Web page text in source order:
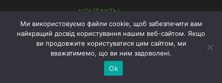
КОНТАКТЫ
+38 (048) 794 00 94
+38 (095) 294 29 44
Интернет магазин:
Онлайн
запис
Ми використовуємо файли cookie, щоб забезпечити вам
найкращий досвід користування нашим веб-сайтом. Якщо
ви продовжите користуватися цим сайтом, ми
вважатимемо, що ви ним задоволені.
Ok